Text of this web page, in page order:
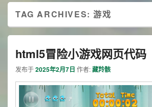
TAG ARCHIVES:游戏
html5冒险小游戏网页代码
发布于2025年2月7日 作者:藏羚骸